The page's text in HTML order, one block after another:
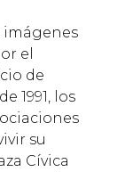
el
de
1991, los
su
Cívica